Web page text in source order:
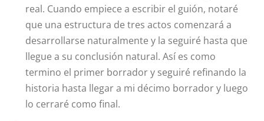
real. Cuando empiece a escribir el guión, notaré
que una estructura de tres actos comenzará a
desarrollarse naturalmente y la seguiré hasta que
llegue a su conclusión natural. Así es como
termino el primer borrador y seguiré refinando la
historia hasta llegar a mi décimo borrador y luego
lo cerraré como final.